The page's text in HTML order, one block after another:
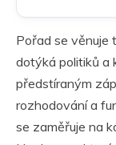
Pořad se věnuje
dotýká politiků a
předstíraným
rozhodování a
se zaměřuje na